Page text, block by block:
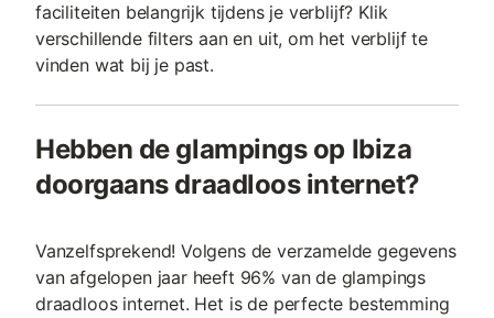
faciliteiten belangrijk tijdens je verblijf? Klik
verschillende filters aan en uit, om het verblijf te
vinden wat bij je past.
Hebben de glampings op Ibiza
doorgaans draadloos internet?
Vanzelfsprekend! Volgens de verzamelde gegevens
van afgelopen jaar heeft 96% van de glampings
draadloos internet. Het is de perfecte bestemming